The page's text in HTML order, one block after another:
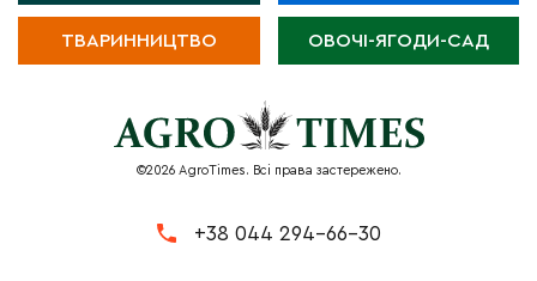
ТВАРИННИЦТВО ОВОЧІ-ЯГОДИ-САД
©2026 AgroTimes. Всі права застережено.
+38 044 294-66-30